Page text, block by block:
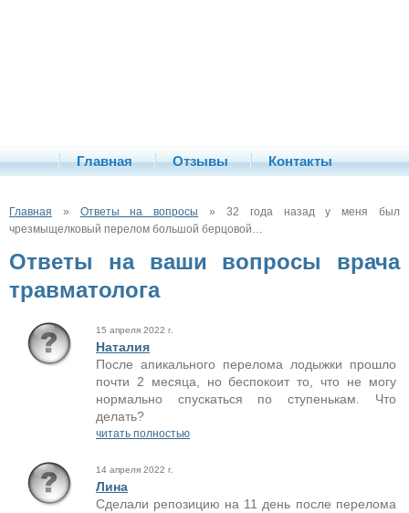
Главная Отзывы Контакты
Главная » Ответы на вопросы » 32 года назад у меня был
чрезмыщелковый перелом большой берцовой…
Ответы на ваши вопросы врача
травматолога
15 апреля 2022 г.
Наталия
После апикального перелома лодыжки прошло
почти 2 месяца, но беспокоит то, что не могу
нормально спускаться по ступенькам. Что
делать?
читать полностью
14 апреля 2022 г.
Лина
Сделали репозицию на 11 день после перелома